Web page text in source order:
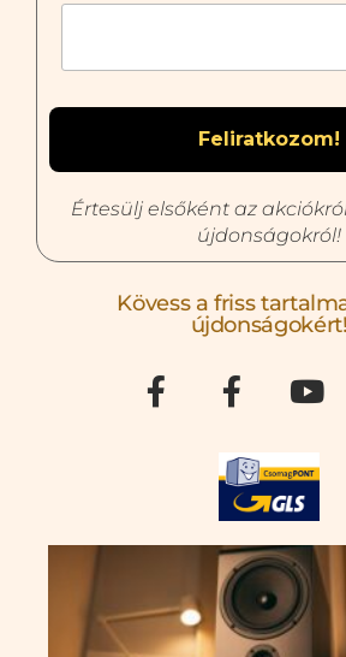
Értesülj elsőként az
újdonságokról!
Kövess a friss
újdonságokért!